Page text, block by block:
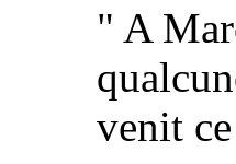
" A
venit